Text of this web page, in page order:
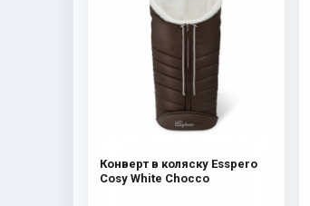
Конверт в коляску Esspero
Cosy White Chocco